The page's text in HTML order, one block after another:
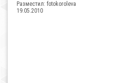
Разместил: fotokoroleva
19.05.2010